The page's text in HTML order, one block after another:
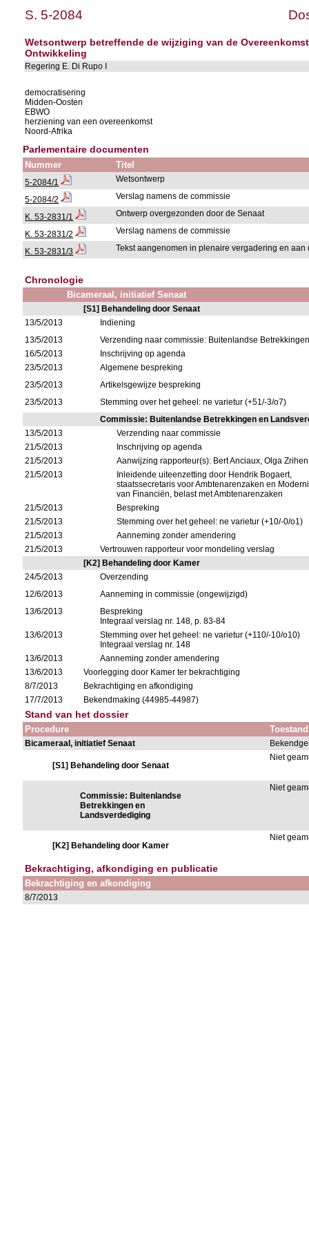
S. 5-2084
Wetsontwerp betreffende de wijziging van de
Ontwikkeling
Regering E. Di Rupo I
democratisering
Midden-Oosten
EBWO
herziening van een overeenkomst
Noord-Afrika
Parlementaire documenten
Nummer Titel
5-2084/1 Wetsontwerp
5-2084/2 Verslag namens de commissie
K. 53-2831/1 Ontwerp overgezonden door de Senaat
K. 53-2831/2 Verslag namens de commissie
K. 53-2831/3 Tekst aangenomen in plenaire vergadering en
Chronologie
Bicameraal, initiatief Senaat
[S1] Behandeling door Senaat
13/5/2013
Indiening
13/5/2013
Verzending naar commissie: Buitenlandse
16/5/2013
Inschrijving op agenda
23/5/2013
Algemene bespreking
23/5/2013
Artikelsgewijze bespreking
23/5/2013
Stemming over het geheel: ne varietur (+51/-3/o7)
Commissie: Buitenlandse Betrekkingen en
13/5/2013
Verzending naar commissie
21/5/2013
Inschrijving op agenda
21/5/2013
Aanwijzing rapporteur(s): Bert Anciaux, Olga Zrihen
21/5/2013
Inleidende uiteenzetting door Hendrik Bogaert,
staatssecretaris voor Ambtenarenzaken en
van Financiën, belast met Ambtenarenzaken
21/5/2013
Bespreking
21/5/2013
Stemming over het geheel: ne varietur (+10/-0/o1)
21/5/2013
Aanneming zonder amendering
21/5/2013
Vertrouwen rapporteur voor mondeling verslag
[K2] Behandeling door Kamer
24/5/2013
Overzending
12/6/2013
Aanneming in commissie (ongewijzigd)
13/6/2013
Bespreking
Integraal verslag nr. 148, p. 83-84
13/6/2013
Stemming over het geheel: ne varietur (+110/-10/o10)
Integraal verslag nr. 148
13/6/2013
Aanneming zonder amendering
13/6/2013
Voorlegging door Kamer ter bekrachtiging
8/7/2013
Bekrachtiging en afkondiging
17/7/2013
Bekendmaking (44985-44987)
Stand van het dossier
Procedure Toestand
Bicameraal, initiatief Senaat
[S1] Behandeling door Senaat
Niet
Commissie: Buitenlandse
Betrekkingen en
Landsverdediging
Niet
[K2] Behandeling door Kamer
Niet
Bekrachtiging, afkondiging en publicatie
Bekrachtiging en afkondiging
8/7/2013